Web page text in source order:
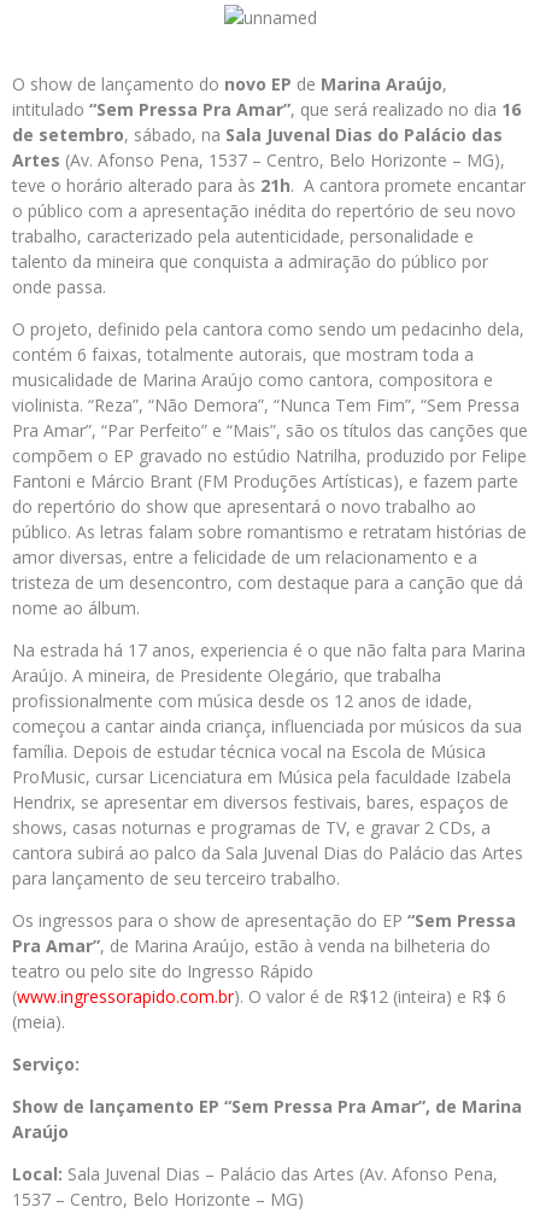
O show de lançamento do novo EP de Marina Araújo,
intitulado “Sem Pressa Pra Amar”, que será realizado no dia 16
de setembro, sábado, na Sala Juvenal Dias do Palácio das
Artes (Av. Afonso Pena, 1537 – Centro, Belo Horizonte – MG),
teve o horário alterado para às 21h. A cantora promete encantar
o público com a apresentação inédita do repertório de seu novo
trabalho, caracterizado pela autenticidade, personalidade e
talento da mineira que conquista a admiração do público por
onde passa.
O projeto, definido pela cantora como sendo um pedacinho dela,
contém 6 faixas, totalmente autorais, que mostram toda a
musicalidade de Marina Araújo como cantora, compositora e
violinista. “Reza”, “Não Demora”, “Nunca Tem Fim”, “Sem Pressa
Pra Amar”, “Par Perfeito” e “Mais”, são os títulos das canções que
compõem o EP gravado no estúdio Natrilha, produzido por Felipe
Fantoni e Márcio Brant (FM Produções Artísticas), e fazem parte
do repertório do show que apresentará o novo trabalho ao
público. As letras falam sobre romantismo e retratam histórias de
amor diversas, entre a felicidade de um relacionamento e a
tristeza de um desencontro, com destaque para a canção que dá
nome ao álbum.
Na estrada há 17 anos, experiencia é o que não falta para Marina
Araújo. A mineira, de Presidente Olegário, que trabalha
profissionalmente com música desde os 12 anos de idade,
começou a cantar ainda criança, influenciada por músicos da sua
família. Depois de estudar técnica vocal na Escola de Música
ProMusic, cursar Licenciatura em Música pela faculdade Izabela
Hendrix, se apresentar em diversos festivais, bares, espaços de
shows, casas noturnas e programas de TV, e gravar 2 CDs, a
cantora subirá ao palco da Sala Juvenal Dias do Palácio das Artes
para lançamento de seu terceiro trabalho.
Os ingressos para o show de apresentação do EP “Sem Pressa
Pra Amar”, de Marina Araújo, estão à venda na bilheteria do
teatro ou pelo site do Ingresso Rápido
(www.ingressorapido.com.br). O valor é de R$12 (inteira) e R$ 6
(meia).
Serviço:
Show de lançamento EP “Sem Pressa Pra Amar”, de Marina
Araújo
Local: Sala Juvenal Dias – Palácio das Artes (Av. Afonso Pena,
1537 – Centro, Belo Horizonte – MG)